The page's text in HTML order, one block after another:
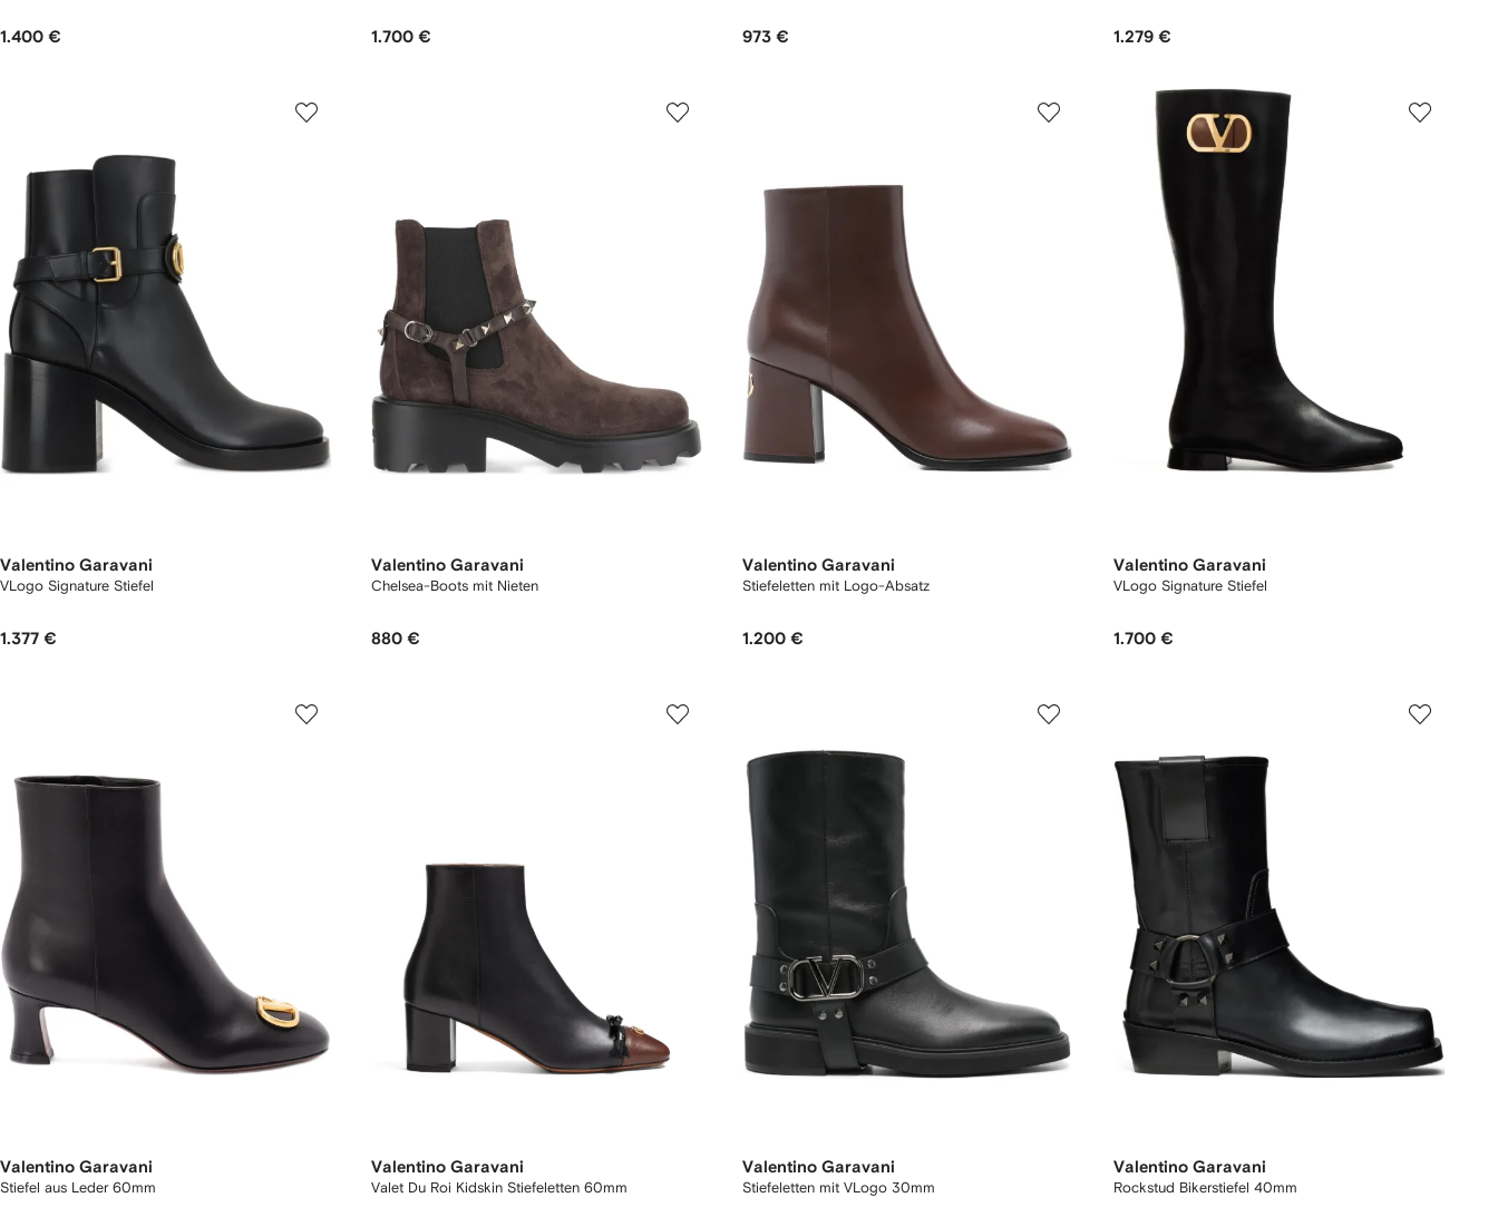
1.400 € 1.700 € 973 € 1.279 €
Valentino Garavani
VLogo Signature Stiefel
1.377 €
Valentino Garavani
Chelsea-Boots mit Nieten
880 €
Valentino Garavani
Stiefeletten mit Logo-Absatz
1.200 €
Valentino Garavani
VLogo Signature Stiefel
1.700 €
Valentino Garavani
Stiefel aus Leder 60mm
Valentino Garavani
Valet Du Roi Kidskin Stiefeletten 60mm
Valentino Garavani
Stiefeletten mit VLogo 30mm
Valentino Garavani
Rockstud Bikerstiefel 40mm